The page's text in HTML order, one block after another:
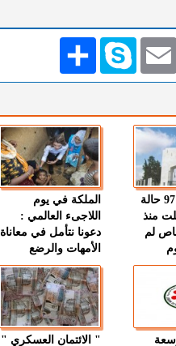
انشر Skype Email
" الصحة " : 97 حالة
منذ
لم
الملكة في يوم
اللاجىء العالمي :
دعونا نتأمل في معاناة
الأمهات والرضع
" الائتمان العسكري "